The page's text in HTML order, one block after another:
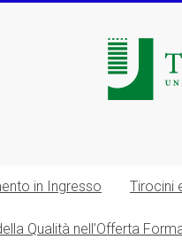
in Ingresso Tirocini
Qualità nell’Offerta